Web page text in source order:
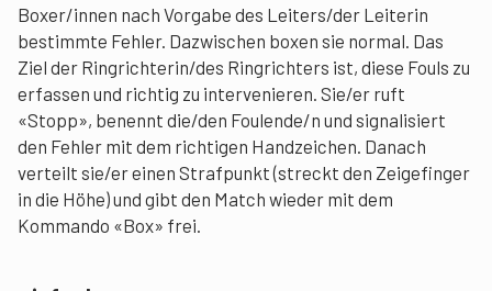
Boxer/innen nach Vorgabe des Leiters/der Leiterin
bestimmte Fehler. Dazwischen boxen sie normal. Das
Ziel der Ringrichterin/des Ringrichters ist, diese Fouls zu
erfassen und richtig zu intervenieren. Sie/er ruft
«Stopp», benennt die/den Foulende/n und signalisiert
den Fehler mit dem richtigen Handzeichen. Danach
verteilt sie/er einen Strafpunkt (streckt den Zeigefinger
in die Höhe) und gibt den Match wieder mit dem
Kommando «Box» frei.